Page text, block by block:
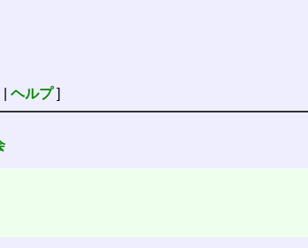
| ヘルプ]